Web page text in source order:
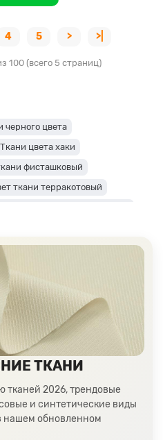
4 5 > >|
100 (всего 5 страниц)
черного цвета
Ткани цвета хаки
фисташковый
ткани терракотовый
ткани розовый
оливкового цвета
айвори, молочные оттенки
цвета какао
зеленого цвета
цвета индиго
ТКАНИ
тканей 2026, трендовые
и синтетические виды
нашем обновленном